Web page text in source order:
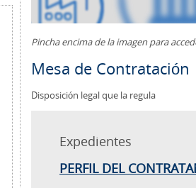
Pincha encima de la imagen para
Mesa de Contratación
Disposición legal que la regula
Expedientes
PERFIL DEL